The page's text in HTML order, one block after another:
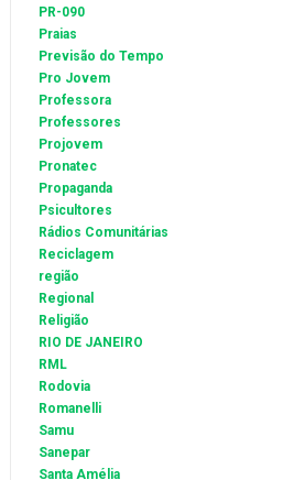
PR-090
Praias
Previsão do Tempo
Pro Jovem
Professora
Professores
Projovem
Pronatec
Propaganda
Psicultores
Rádios Comunitárias
Reciclagem
região
Regional
Religião
RIO DE JANEIRO
RML
Rodovia
Romanelli
Samu
Sanepar
Santa Amélia